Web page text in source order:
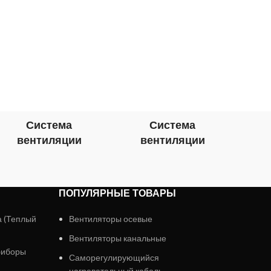
Система
вентиляции
Система
вентиляции
(Теплый
ПОПУЛЯРНЫЕ ТОВАРЫ
Вентиляторы осевые
Вентиляторы канальные
Саморегулирующийся